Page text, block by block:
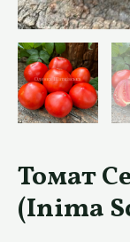
Томат
(Inima